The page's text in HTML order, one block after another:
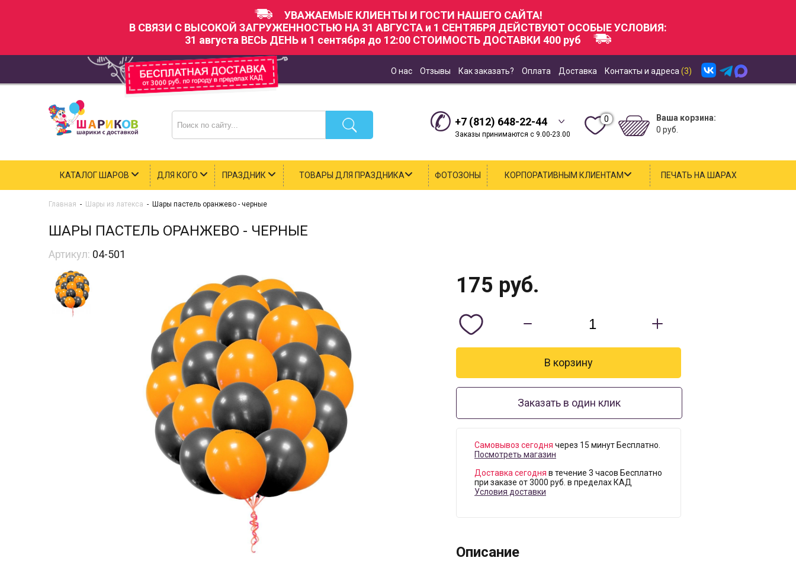
УВАЖАЕМЫЕ КЛИЕНТЫ И ГОСТИ НАШЕГО САЙТА!
В СВЯЗИ С ВЫСОКОЙ ЗАГРУЖЕННОСТЬЮ НА 31 АВГУСТА и 1 СЕНТЯБРЯ ДЕЙСТВУЮТ ОСОБЫЕ УСЛОВИЯ:
31 августа ВЕСЬ ДЕНЬ и 1 сентября до 12:00 СТОИМОСТЬ ДОСТАВКИ 400 руб
О нас Отзывы Как заказать? Оплата Доставка Контакты и адреса (3)
+7 (812) 648-22-44
Заказы принимаются с 9.00-23.00
0
Ваша корзина:
0 руб.
КАТАЛОГ ШАРОВ ДЛЯ КОГО ПРАЗДНИК ТОВАРЫ ДЛЯ ПРАЗДНИКА ФОТОЗОНЫ КОРПОРАТИВНЫМ КЛИЕНТАМ ПЕЧАТЬ НА ШАРАХ
Главная - Шары из латекса - Шары пастель оранжево - черные
ШАРЫ ПАСТЕЛЬ ОРАНЖЕВО - ЧЕРНЫЕ
Артикул: 04-501
175 руб.
Заказать в один клик
Самовывоз сегодня через 15 минут Бесплатно.
Посмотреть магазин
Доставка сегодня в течение 3 часов Бесплатно
при заказе от 3000 руб. в пределах КАД
Условия доставки
Описание